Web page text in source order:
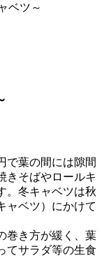
ベツ～
で葉の間には隙間
きそばやロールキ
。冬キャベツは秋
ャベツ）にかけて
巻き方が緩く、葉
てサラダ等の生食